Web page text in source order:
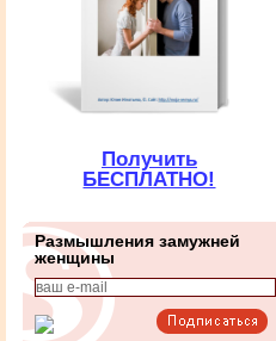
Получить
БЕСПЛАТНО!
Размышления замужней
женщины